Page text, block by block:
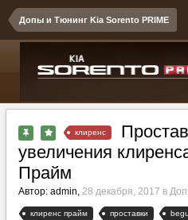
Допы и Тюнинг Kia Sorento PRIME
клиренс
увеличения
Прайм
Автор: admin, 28 декабря, 2017 в
клиренс прайм проставки